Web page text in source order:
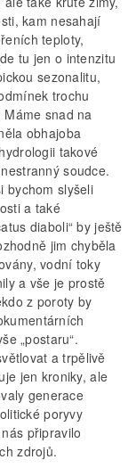
kam nesahají
teploty,
tu jen o intenzitu
sezonalitu,
trochu
snad na
obhajoba
takové
soudce.
bychom slyšeli
a také
diaboli“ by ještě
jim chyběla
vodní toky
a vše je prostě
z poroty by
„postaru“.
a trpělivě
jen kroniky, ale
generace
poryvy
připravilo
zdrojů.